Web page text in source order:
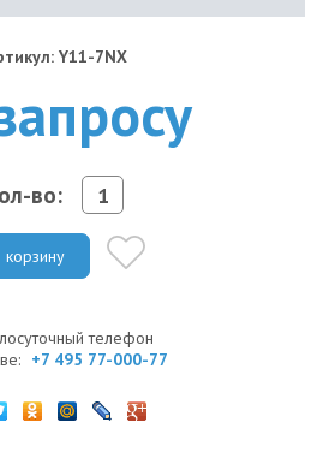
Y11-7NX
во:
корзину
телефон
+7 495 77-000-77